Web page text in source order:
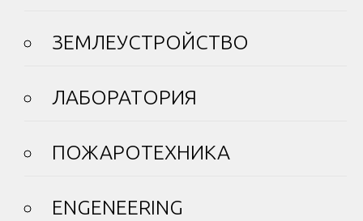
ЗЕМЛЕУСТРОЙСТВО
ЛАБОРАТОРИЯ
ПОЖАРОТЕХНИКА
ENGENEERING